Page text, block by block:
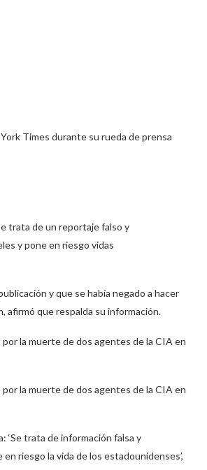
Times durante su rueda de prensa
trata de un reportaje falso y
y pone en riesgo vidas
y que se había negado a hacer
afirmó que respalda su información.
la muerte de dos agentes de la CIA en
la muerte de dos agentes de la CIA en
‘Se trata de información falsa y
riesgo la vida de los estadounidenses’,